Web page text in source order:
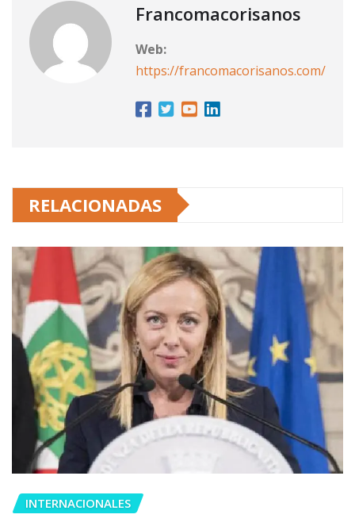
Francomacorisanos
Web:
https://francomacorisanos.com/
RELACIONADAS
INTERNACIONALES